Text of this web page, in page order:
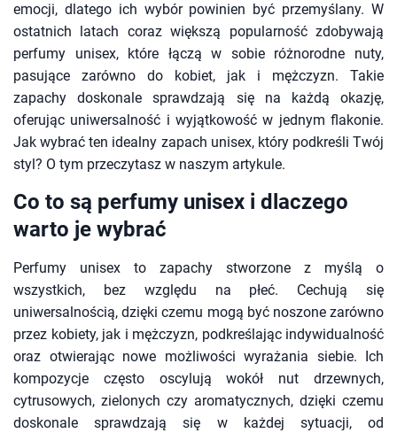
emocji, dlatego ich wybór powinien być przemyślany. W
ostatnich latach coraz większą popularność zdobywają
perfumy unisex, które łączą w sobie różnorodne nuty,
pasujące zarówno do kobiet, jak i mężczyzn. Takie
zapachy doskonale sprawdzają się na każdą okazję,
oferując uniwersalność i wyjątkowość w jednym flakonie.
Jak wybrać ten idealny zapach unisex, który podkreśli Twój
styl? O tym przeczytasz w naszym artykule.
Co to są perfumy unisex i dlaczego
warto je wybrać
Perfumy unisex to zapachy stworzone z myślą o
wszystkich, bez względu na płeć. Cechują się
uniwersalnością, dzięki czemu mogą być noszone zarówno
przez kobiety, jak i mężczyzn, podkreślając indywidualność
oraz otwierając nowe możliwości wyrażania siebie. Ich
kompozycje często oscylują wokół nut drzewnych,
cytrusowych, zielonych czy aromatycznych, dzięki czemu
doskonale sprawdzają się w każdej sytuacji, od